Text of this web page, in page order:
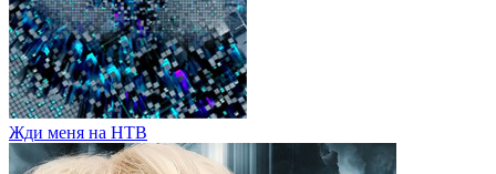
Жди меня на НТВ